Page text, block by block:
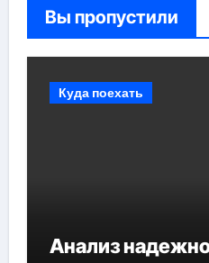
Вы пропустили
Куда поехать
Анализ